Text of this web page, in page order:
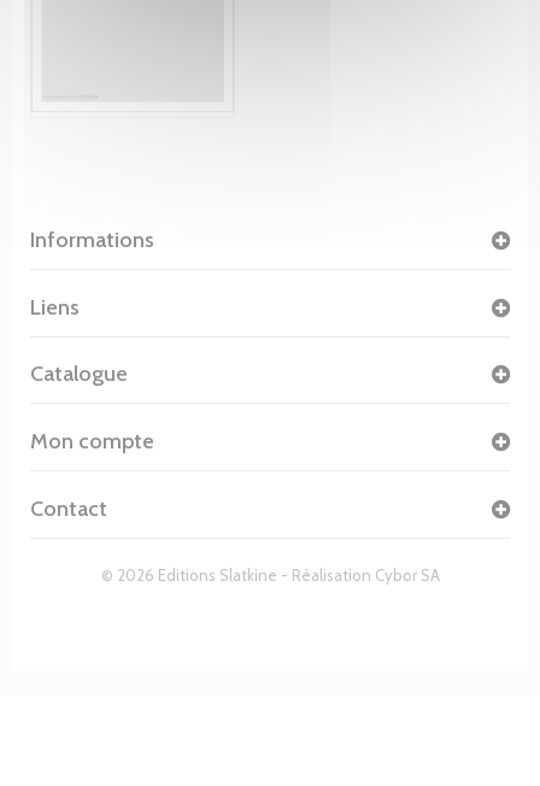
Informations
© 2026 Editions Slatkine - Réalisation Cybor SA
Liens
Catalogue
Mon compte
Contact